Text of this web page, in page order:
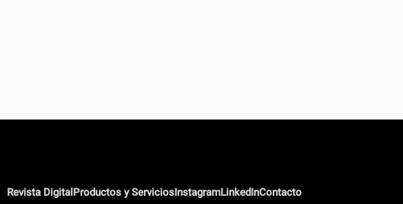
Revista DigitalProductos y ServiciosInstagramLinkedInContacto